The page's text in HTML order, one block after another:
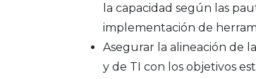
la capacidad según las
implementación de
Asegurar la alineación de
y de TI con los objetivos